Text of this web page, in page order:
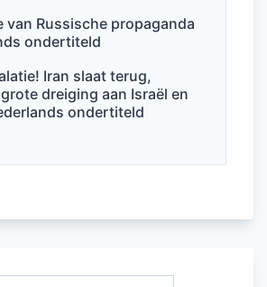
van Russische propaganda
ondertiteld
Iran slaat terug,
dreiging aan Israël en
ondertiteld